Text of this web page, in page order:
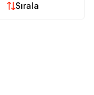
Sırala